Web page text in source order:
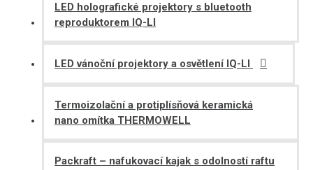
LED holografické projektory s bluetooth
reproduktorem IQ-LI
LED vánoční projektory a osvětlení IQ-LI
Termoizolační a protiplísňová keramická
nano omítka THERMOWELL
Packraft – nafukovací kajak s odolností raftu